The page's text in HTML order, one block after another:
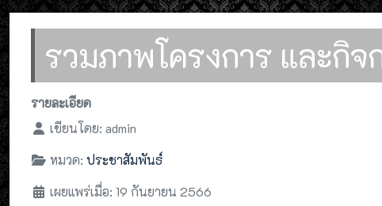
รวมภาพโครงการ และกิ
รายละเอียด
เขียนโดย: admin
หมวด: ประชาสัมพันธ์
เผยแพร่เมื่อ: 19 กันยายน 2566